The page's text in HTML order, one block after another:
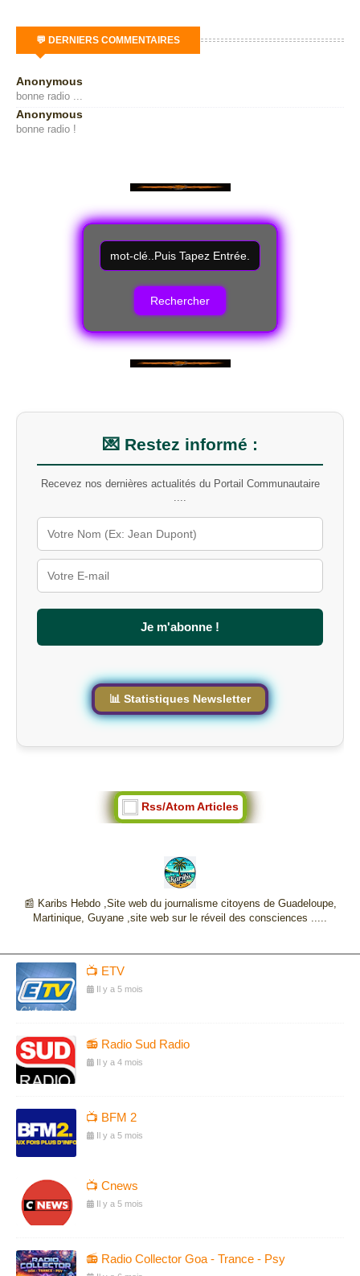
💬 DERNIERS COMMENTAIRES
Anonymous
bonne radio ...
Anonymous
bonne radio !
R
e
c
n
o
t
s
u
l
t
💌 Restez informé :
Recevez nos dernières actualités du Portail Communautaire
....
Je m'abonne !
📊 Statistiques Newsletter
Rss/Atom Articles
📰 Karibs Hebdo ,Site web du journalisme citoyens de Guadeloupe,
Martinique, Guyane ,site web sur le réveil des consciences .....
📺 ETV
Il y a 5 mois
📻 Radio Sud Radio
Il y a 4 mois
📺 BFM 2
Il y a 5 mois
📺 Cnews
Il y a 5 mois
📻 Radio Collector Goa - Trance - Psy